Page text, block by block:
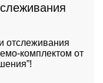
отслеживания
комплектом от